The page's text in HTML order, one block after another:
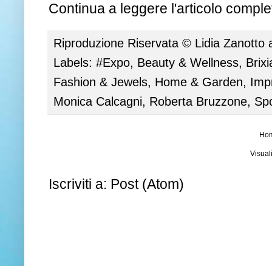
Continua a leggere l'articolo
Riproduzione Riservata © Lidia Zanotto
Labels: #Expo, Beauty & Wellness,
Fashion & Jewels, Home & Garden,
Monica Calcagni, Roberta Bruzzone,
Iscriviti a: Post (Atom)